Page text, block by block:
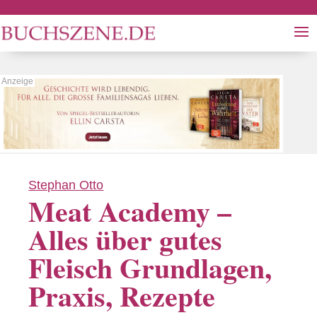
Stephan Otto
Meat Academy –
Alles über gutes
Fleisch Grundlagen,
Praxis, Rezepte